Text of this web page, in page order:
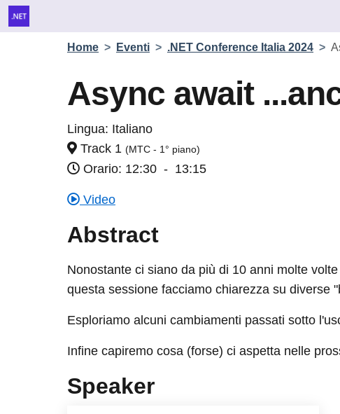
Home > Eventi > .NET Conference Italia 2024 >
Async await
Lingua: Italiano
Track 1 (MTC - 1° piano)
Orario: 12:30 - 13:15
Video
Abstract
Nonostante ci siano da più di 10 anni molte
questa sessione facciamo chiarezza su diverse
Esploriamo alcuni cambiamenti passati sotto
Infine capiremo cosa (forse) ci aspetta nelle
Speaker